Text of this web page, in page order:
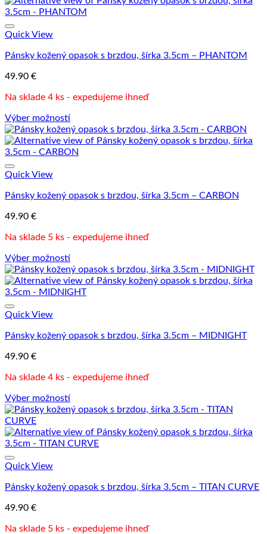
Quick View
Pánsky kožený opasok s brzdou, šírka 3.5cm – PHANTOM
49.90 €
Na sklade 4 ks - expedujeme ihneď
Výber možností
Tento
produkt
má
viacero
variantov.
si
vybrať
stránke
produktu.
Quick View
Pánsky kožený opasok s brzdou, šírka 3.5cm – CARBON
49.90 €
Na sklade 5 ks - expedujeme ihneď
Výber možností
Tento
produkt
má
viacero
variantov.
si
vybrať
stránke
produktu.
Quick View
Pánsky kožený opasok s brzdou, šírka 3.5cm – MIDNIGHT
49.90 €
Na sklade 4 ks - expedujeme ihneď
Výber možností
Tento
produkt
má
viacero
variantov.
Možnosti
môžete
na
Quick View
Pánsky kožený opasok s brzdou, šírka 3.5cm – TITAN CURVE
49.90 €
Na sklade 5 ks - expedujeme ihneď